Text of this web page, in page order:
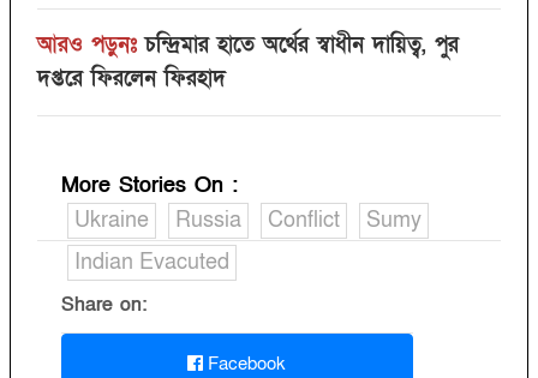
আরও পড়ুনঃ চন্দ্রিমার হাতে অর্থের স্বাধীন দায়িত্ব, পুর
দপ্তরে ফিরলেন ফিরহাদ
More Stories On :
Ukraine
Russia Conflict
Sumy
Indian Evacuted
Share on:
Facebook